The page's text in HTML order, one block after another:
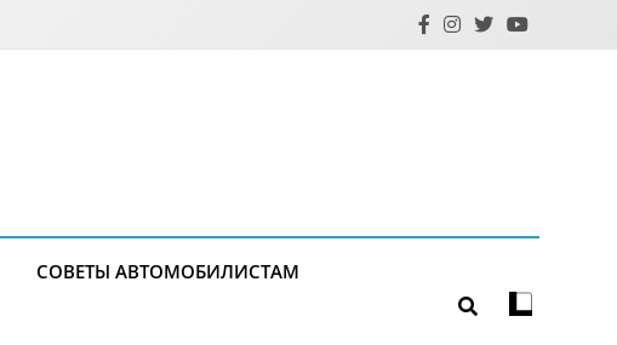
СОВЕТЫ АВТОМОБИЛИСТАМ